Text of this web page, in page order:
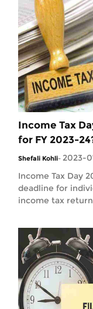
Income Tax
for FY 2023-
Shefali Kohli- 2023-
Income Tax Day
deadline for
income tax